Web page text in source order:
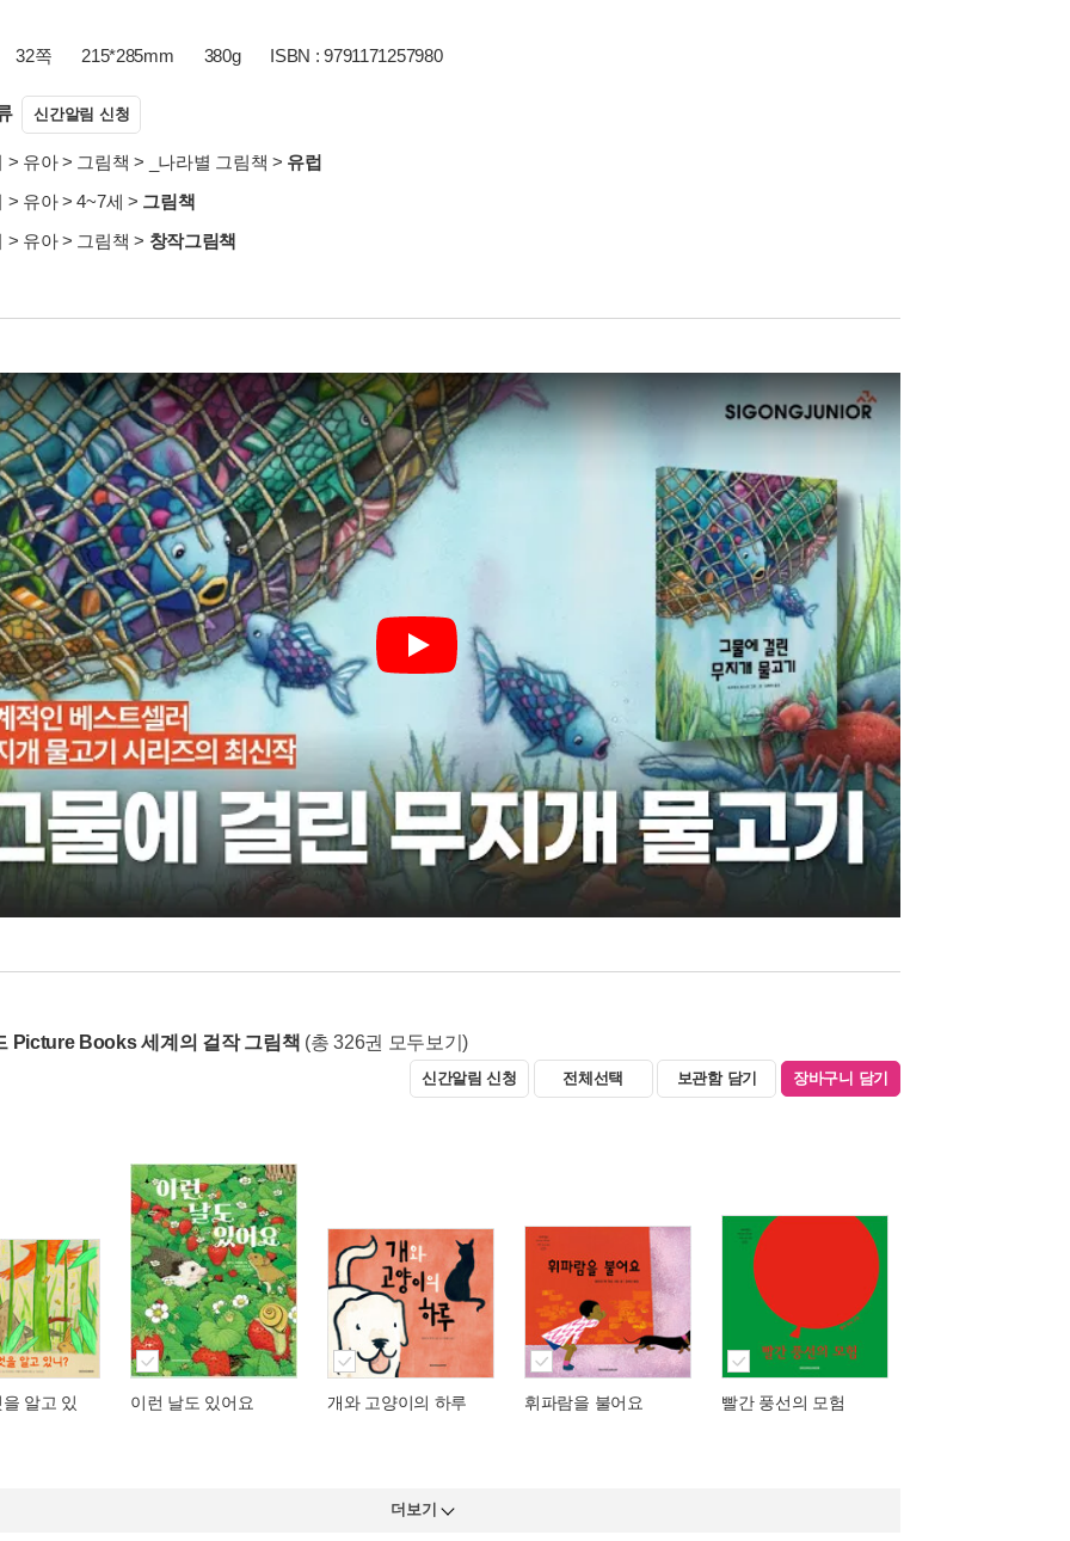
32쪽 215*285mm 380g ISBN : 9791171257980
신간알림 신청
> 유아> 그림책 > _나라별 그림책 > 유럽
> 유아>4~7세 > 그림책
> 유아> 그림책 > 창작그림책
Play
Picture Books 세계의 걸작 그림책 (총 326권 모두보기)
신간알림 신청 전체선택 보관함 담기 장바구니 담기
알고 있 이런 날도 있어요 개와 고양이의 하루 휘파람을 불어요 빨간 풍선의 모험
더보기